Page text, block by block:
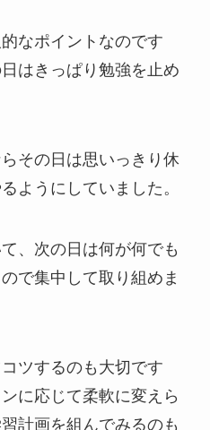
なポイントなのです
はきっぱり勉強を止め
その日は思いっきり休
ようにしていました。
、次の日は何が何でも
で集中して取り組めま
ツするのも大切です
に応じて柔軟に変えら
計画を組んでみるのも